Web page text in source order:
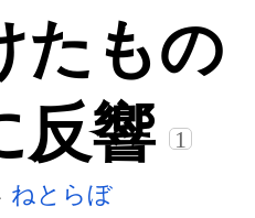
たもの
反響
1
ねとらぼ